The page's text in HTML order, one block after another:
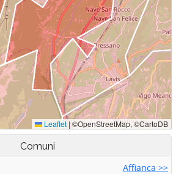
Comuni
Affianca >>